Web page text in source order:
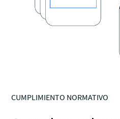
CUMPLIMIENTO NORMATIVO